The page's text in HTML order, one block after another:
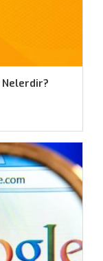
Nelerdir?